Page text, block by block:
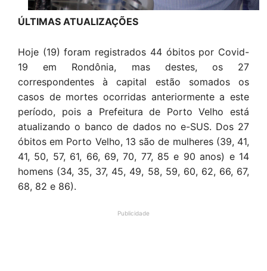
ÚLTIMAS ATUALIZAÇÕES
Hoje (19) foram registrados 44 óbitos por Covid-
19 em Rondônia, mas destes, os 27
correspondentes à capital estão somados os
casos de mortes ocorridas anteriormente a este
período, pois a Prefeitura de Porto Velho está
atualizando o banco de dados no e-SUS. Dos 27
óbitos em Porto Velho, 13 são de mulheres (39, 41,
41, 50, 57, 61, 66, 69, 70, 77, 85 e 90 anos) e 14
homens (34, 35, 37, 45, 49, 58, 59, 60, 62, 66, 67,
68, 82 e 86).
Publicidade